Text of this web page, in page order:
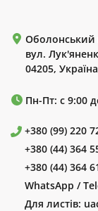
Оболонський
вул.
04205, Україна
Пн-Пт: с 9:00
+380 (99) 220
+380 (44) 364
+380 (44) 364
WhatsApp /
Для листів: